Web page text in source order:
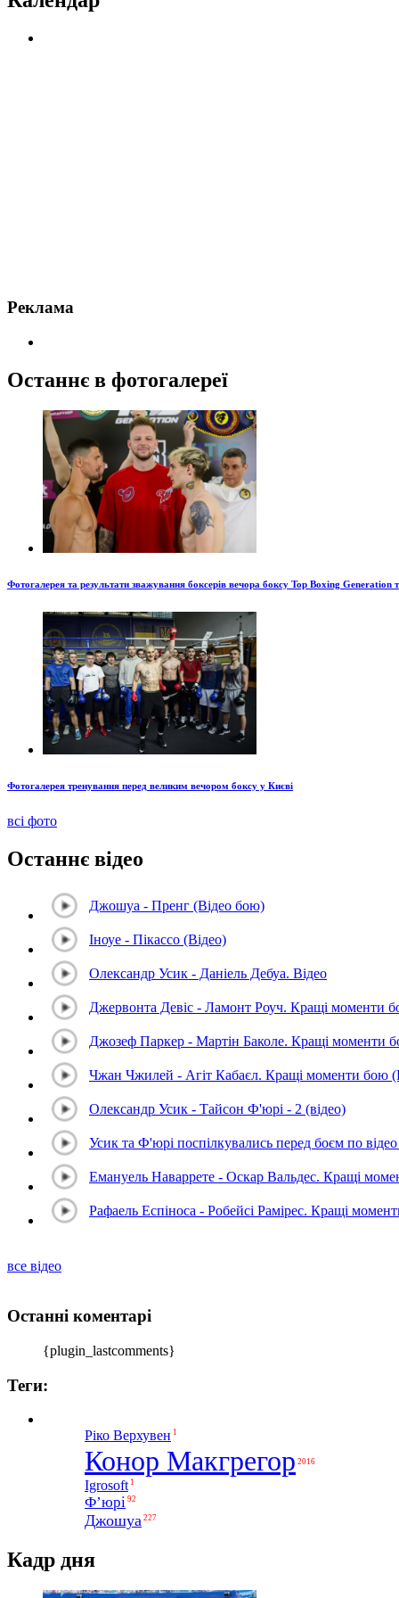
Реклама
Останнє в фотогалереї
Фотогалерея та результати зважування боксерів вечора боксу Top Boxing Generation
Фотогалерея тренування перед великим вечором боксу у Києві
всі фото
Останнє відео
Джошуа - Пренг (Відео бою)
Іноуе - Пікассо (Відео)
Олександр Усик - Даніель Дебуа. Відео
Джервонта Девіс - Ламонт Роуч. Кращі моменти
Джозеф Паркер - Мартін Баколе. Кращі моменти
Чжан Чжилей - Агіт Кабаєл. Кращі моменти бою
Олександр Усик - Тайсон Ф'юрі - 2 (відео)
Усик та Ф'юрі поспілкувались перед боєм по відео
Емануель Наваррете - Оскар Вальдес. Кращі
Рафаель Еспіноса - Робейсі Рамірес. Кращі
все відео
Останні коментарі
{plugin_lastcomments}
Теги:
Ріко Верхувен 1
Конор Макгрегор 2016
Igrosoft 1
Ф’юрі 92
Джошуа 227
Кадр дня